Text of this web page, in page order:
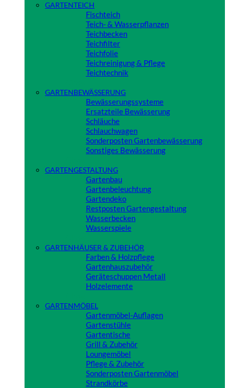
GARTENTEICH
Fischteich
Teich- & Wasserpflanzen
Teichbecken
Teichfilter
Teichfolie
Teichreinigung & Pflege
Teichtechnik
GARTENBEWÄSSERUNG
Bewässerungssysteme
Ersatzteile Bewässerung
Schläuche
Schlauchwagen
Sonderposten Gartenbewässerung
Sonstiges Bewässerung
GARTENGESTALTUNG
Gartenbau
Gartenbeleuchtung
Gartendeko
Restposten Gartengestaltung
Wasserbecken
Wasserspiele
GARTENHÄUSER & ZUBEHÖR
Farben & Holzpflege
Gartenhauszubehör
Geräteschuppen Metall
Holzelemente
GARTENMÖBEL
Gartenmöbel-Auflagen
Gartenstühle
Gartentische
Grill & Zubehör
Loungemöbel
Pflege & Zubehör
Sonderposten Gartenmöbel
Strandkörbe